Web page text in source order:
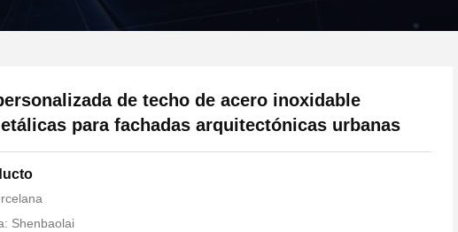
de techo de acero inoxidable
para fachadas arquitectónicas urbanas
Shenbaolai